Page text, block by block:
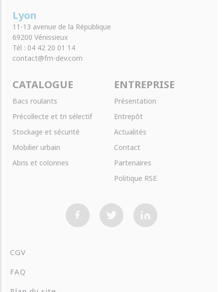
Lyon
11-13 avenue de la République
69200 Vénissieux
Tél : 04 42 20 01 14
contact@fm-dev.com
CATALOGUE
Bacs roulants
Précollecte et tri sélectif
Stockage et sécurité
Mobilier urbain
Abris et colonnes
ENTREPRISE
Présentation
Entrepôt
Actualités
Contact
Partenaires
Politique RSE
CGV
FAQ